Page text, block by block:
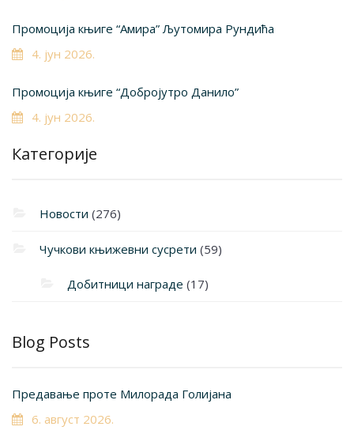
Промоција књиге “Амира” Љутомира Рундића
4. јун 2026.
Промоција књиге “Добројутро Данило”
4. јун 2026.
Категорије
Новости (276)
Чучкови књижевни сусрети (59)
Добитници награде (17)
Blog Posts
Предавање проте Милорада Голијана
6. август 2026.